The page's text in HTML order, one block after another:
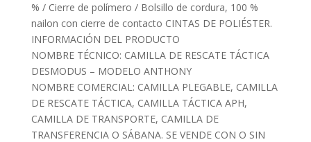
% / Cierre de polímero / Bolsillo de cordura, 100 %
nailon con cierre de contacto CINTAS DE POLIÉSTER.
INFORMACIÓN DEL PRODUCTO
NOMBRE TÉCNICO: CAMILLA DE RESCATE TÁCTICA
DESMODUS – MODELO ANTHONY
NOMBRE COMERCIAL: CAMILLA PLEGABLE, CAMILLA
DE RESCATE TÁCTICA, CAMILLA TÁCTICA APH,
CAMILLA DE TRANSPORTE, CAMILLA DE
TRANSFERENCIA O SÁBANA. SE VENDE CON O SIN